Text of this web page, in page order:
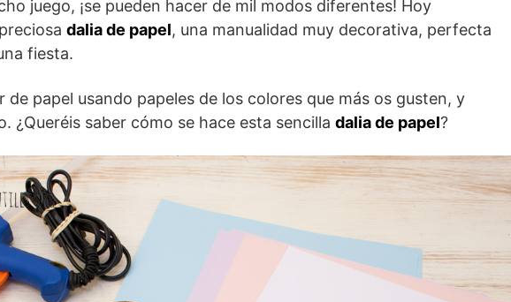
juego, ¡se pueden hacer de mil modos diferentes! Hoy
dalia de papel, una manualidad muy decorativa, perfecta
fiesta.
de papel usando papeles de los colores que más os gusten, y
¿Queréis saber cómo se hace esta sencilla dalia de papel?